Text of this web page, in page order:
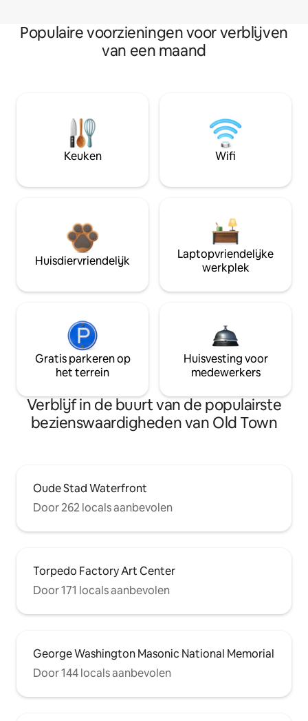
Populaire voorzieningen voor verblijven
van een maand
Keuken Wifi
Huisdiervriendelijk
Laptopvriendelijke
werkplek
Gratis parkeren op
het terrein
Huisvesting voor
medewerkers
Verblijf in de buurt van de populairste
bezienswaardigheden van Old Town
Oude Stad Waterfront
Door 262 locals aanbevolen
Torpedo Factory Art Center
Door 171 locals aanbevolen
George Washington Masonic National Memorial
Door 144 locals aanbevolen